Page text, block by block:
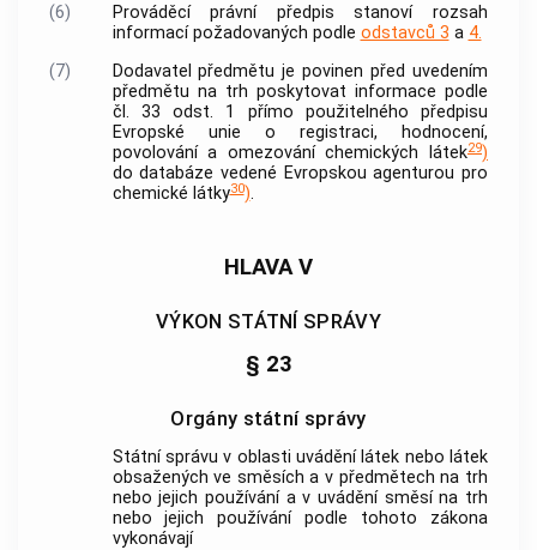
(6)
Prováděcí právní předpis stanoví rozsah
informací požadovaných podle odstavců 3 a 4.
(7)
Dodavatel předmětu je povinen před uvedením
předmětu na trh poskytovat informace podle
čl. 33 odst. 1 přímo použitelného předpisu
Evropské unie o registraci, hodnocení,
povolování a omezování chemických látek29)
do databáze vedené Evropskou agenturou pro
chemické látky30).
HLAVA V
VÝKON STÁTNÍ SPRÁVY
§ 23
Orgány státní správy
Státní správu v oblasti uvádění látek nebo látek
obsažených ve směsích a v předmětech na trh
nebo jejich používání a v uvádění směsí na trh
nebo jejich používání podle tohoto zákona
vykonávají